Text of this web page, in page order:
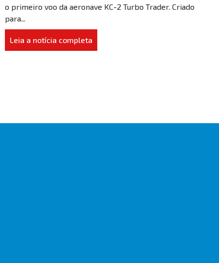
o primeiro voo da aeronave KC-2 Turbo Trader. Criado
para...
Leia a notícia completa